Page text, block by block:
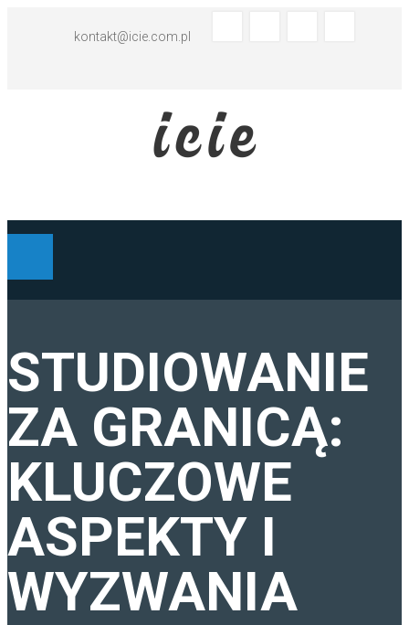
kontakt@icie.com.pl
TŁUMACZENIA HISZPAŃSKI
TŁUMACZENIA ANGIELSKI
PRACA TŁUMACZA
STUDIOWANIE
ZA GRANICĄ:
KLUCZOWE
ASPEKTY I
WYZWANIA